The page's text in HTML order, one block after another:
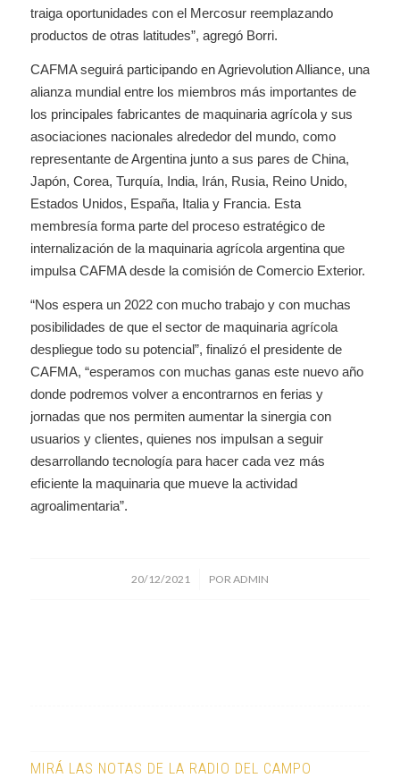
traiga oportunidades con el Mercosur reemplazando
productos de otras latitudes”, agregó Borri.
CAFMA seguirá participando en Agrievolution Alliance, una
alianza mundial entre los miembros más importantes de
los principales fabricantes de maquinaria agrícola y sus
asociaciones nacionales alrededor del mundo, como
representante de Argentina junto a sus pares de China,
Japón, Corea, Turquía, India, Irán, Rusia, Reino Unido,
Estados Unidos, España, Italia y Francia. Esta
membresía forma parte del proceso estratégico de
internalización de la maquinaria agrícola argentina que
impulsa CAFMA desde la comisión de Comercio Exterior.
“Nos espera un 2022 con mucho trabajo y con muchas
posibilidades de que el sector de maquinaria agrícola
despliegue todo su potencial”, finalizó el presidente de
CAFMA, “esperamos con muchas ganas este nuevo año
donde podremos volver a encontrarnos en ferias y
jornadas que nos permiten aumentar la sinergia con
usuarios y clientes, quienes nos impulsan a seguir
desarrollando tecnología para hacer cada vez más
eficiente la maquinaria que mueve la actividad
agroalimentaria”.
20/12/2021
/ POR ADMIN
MIRÁ LAS NOTAS DE LA RADIO DEL CAMPO